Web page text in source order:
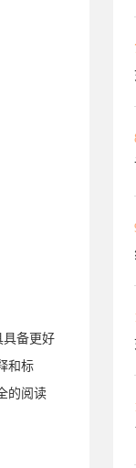
具备更好
和标
的阅读